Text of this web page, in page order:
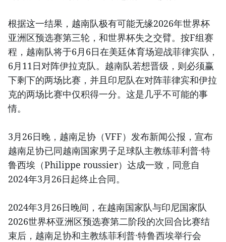
根据这一结果，越南队极有可能无缘2026年世界杯
亚洲区预选赛第三轮，和世界杯失之交臂。按F组赛
程，越南队将于6月6日在美廷体育场迎战菲律宾队，
6月11日对阵伊拉克队。越南队若想晋级，则必须赢
下剩下的两场比赛，并且印尼队在对阵菲律宾和伊拉
克的两场比赛中仅积得一分。这是几乎不可能的事
情。
3月26日晚，越南足协（VFF）发布新闻公报，宣布
越南足协已同越南国家男子足球队主教练菲利普·特
鲁西埃（Philippe roussier）达成一致，同意自
2024年3月26日起终止合同。
2024年3月26日晚间，在越南国家队与印尼国家队
2026世界杯亚洲区预选赛第二阶段的次回合比赛结
束后，越南足协和主教练菲利普·特鲁西埃举行会